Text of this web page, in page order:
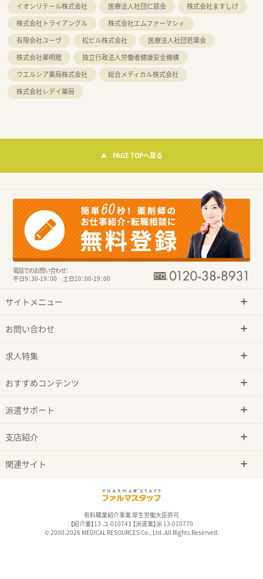
イオンリテール株式会社
医療法人社団仁慈会
株式会社ますしげ
株式会社トライアングル
株式会社エムファーマシィ
有限会社ユーヴ
松ビル株式会社
医療法人社団若葉会
株式会社薬明館
独立行政法人労働者健康安全機構
ウエルシア薬局株式会社
総合メディカル株式会社
株式会社レデイ薬局
PAGE TOPへ戻る
電話でのお問い合わせ：
平日9：30-19：00 土日10：00-19：00
サイトメニュー
お問い合わせ
求人特集
おすすめコンテンツ
派遣サポート
支店紹介
関連サイト
有料職業紹介事業 厚生労働大臣許可
【紹介業】13-ユ-010743 【派遣業】派 13-010770
© 2000-2026 MEDICAL RESOURCES Co., Ltd. All Rights Reserved.